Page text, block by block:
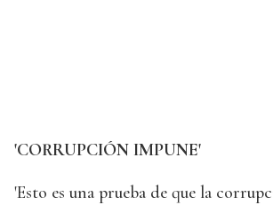
'CORRUPCIÓN IMPUNE'
'Esto es una prueba de que la